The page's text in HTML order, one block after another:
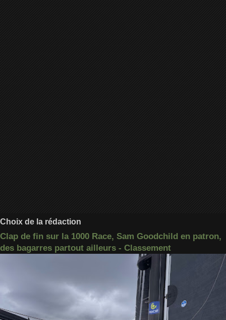
Choix de la rédaction
Clap de fin sur la 1000 Race, Sam Goodchild en patron,
des bagarres partout ailleurs - Classement